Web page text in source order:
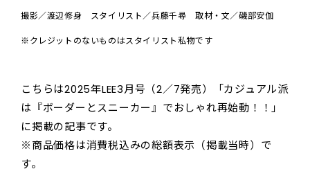
撮影／渡辺修身 スタイリスト／兵藤千尋 取材・文／磯部安伽
※クレジットのないものはスタイリスト私物です
こちらは2025年LEE3月号（2／7発売）「カジュアル派
は『ボーダーとスニーカー』でおしゃれ再始動！！」
に掲載の記事です。
※商品価格は消費税込みの総額表示（掲載当時）で
す。